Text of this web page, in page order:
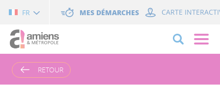
FR MES DÉMARCHES CARTE
RETOUR